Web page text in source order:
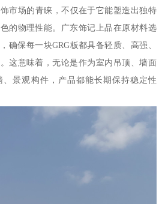
市场的青睐，不仅在于它能塑造出独特
的物理性能。广东饰记上品在原材料选
确保每一块GRG板都具备轻质、高强、
这意味着，无论是作为室内吊顶、墙面
景观构件，产品都能长期保持稳定性